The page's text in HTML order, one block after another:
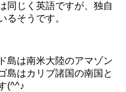
同じく英語ですが、独自
るそうです。
島は南米大陸のアマゾン
島はカリブ諸国の南国と
(^^♪